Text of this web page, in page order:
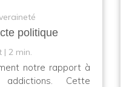
politique
2 min.
notre rapport à
Cette